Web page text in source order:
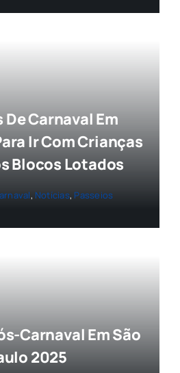
Carnaval Em
Ir Com Crianças
Blocos Lotados
, Notícias, Passeios
Carnaval Em São
2025